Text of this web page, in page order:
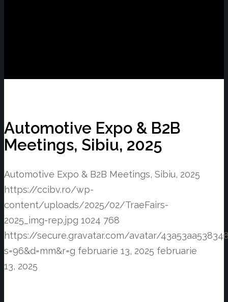
Automotive Expo & B2B
Meetings, Sibiu, 2025
Automotive Expo & B2B Meetings, Sibiu, 2025
https://ccibv.ro/wp-
content/uploads/2025/02/TraeFairs-
2025_img-rep.jpg 1024 768
https://secure.gravatar.com/avatar/
s=96&d=mm&r=g februarie 13, 2025 februarie
13, 2025